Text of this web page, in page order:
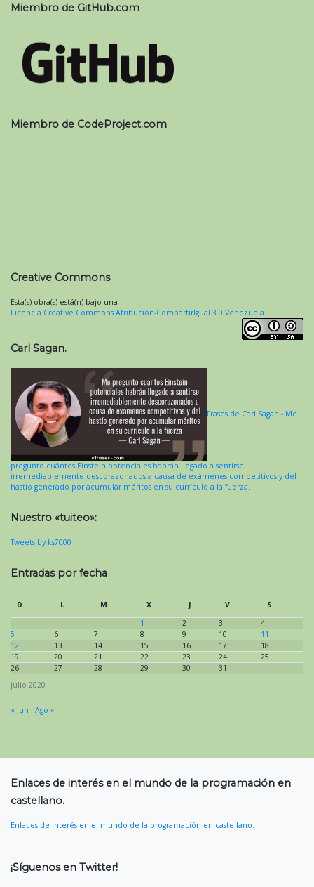
Miembro de GitHub.com
Miembro de CodeProject.com
Creative Commons
Esta(s) obra(s) está(n) bajo una
Licencia Creative Commons Atribución-CompartirIgual 3.0 Venezuela.
Carl Sagan.
Frases de Carl Sagan - Me
pregunto cuántos Einstein potenciales habrán llegado a sentirse
irremediablemente descorazonados a causa de exámenes competitivos y del
hastío generado por acumular méritos en su currículo a la fuerza.
Nuestro «tuiteo»:
Tweets by ks7000
Entradas por fecha
julio 2020
D L M X J V
S
1
2 3
4
5
6 7 8 9 10
11
12
13 14 15 16 17
18
19
20 21 22 23 24
25
26
27 28 29 30 31
« Jun Ago »
Enlaces de interés en el mundo de la programación en
castellano.
Enlaces de interés en el mundo de la programación en castellano.
¡Síguenos en Twitter!